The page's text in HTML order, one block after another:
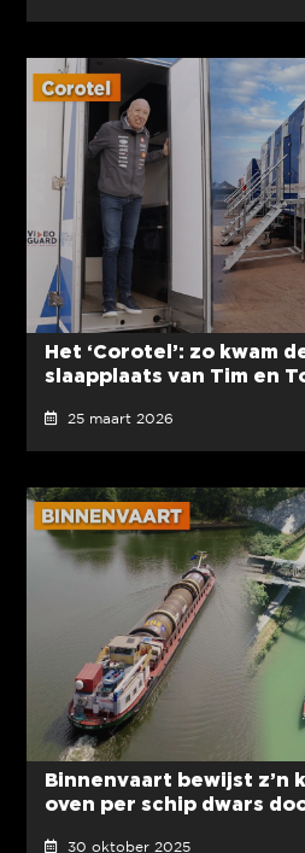
Het ‘Corotel’: zo kwam
slaapplaats van Tim en
25 maart 2026
Binnenvaart bewijst z’n
oven per schip dwars
30 oktober 2025